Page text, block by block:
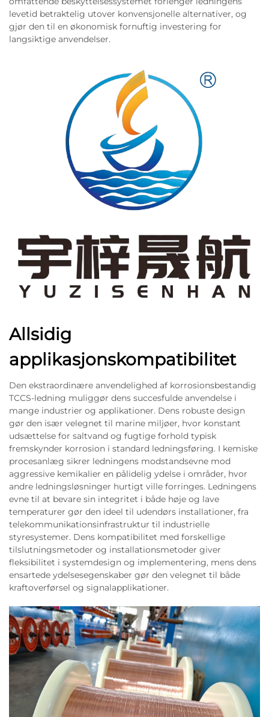
levetid betraktelig utover konvensjonelle alternativer, og
gjør den til en økonomisk fornuftig investering for
langsiktige anvendelser.
Allsidig
applikasjonskompatibilitet
Den ekstraordinære anvendelighed af korrosionsbestandig
TCCS-ledning muliggør dens succesfulde anvendelse i
mange industrier og applikationer. Dens robuste design
gør den især velegnet til marine miljøer, hvor konstant
udsættelse for saltvand og fugtige forhold typisk
fremskynder korrosion i standard ledningsføring. I kemiske
procesanlæg sikrer ledningens modstandsevne mod
aggressive kemikalier en pålidelig ydelse i områder, hvor
andre ledningsløsninger hurtigt ville forringes. Ledningens
evne til at bevare sin integritet i både høje og lave
temperaturer gør den ideel til udendørs installationer, fra
telekommunikationsinfrastruktur til industrielle
styresystemer. Dens kompatibilitet med forskellige
tilslutningsmetoder og installationsmetoder giver
fleksibilitet i systemdesign og implementering, mens dens
ensartede ydelsesegenskaber gør den velegnet til både
kraftoverførsel og signalapplikationer.